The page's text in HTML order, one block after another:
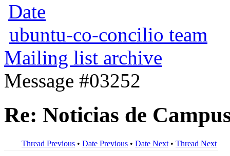
Date
ubuntu-co-concilio team
Mailing list archive
Message #03252
Re: Noticias de
Thread Previous • Date Previous • Date Next • Thread Next